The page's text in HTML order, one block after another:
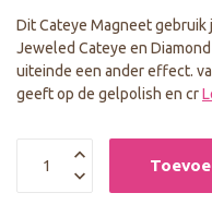
Dit Cateye Magneet gebruik
Jeweled Cateye en
uiteinde een ander effect.
geeft op de gelpolish en cr